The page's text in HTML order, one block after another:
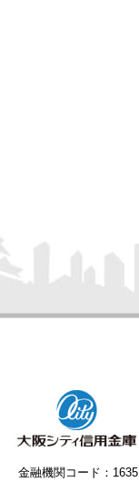
金融機関コード：1635